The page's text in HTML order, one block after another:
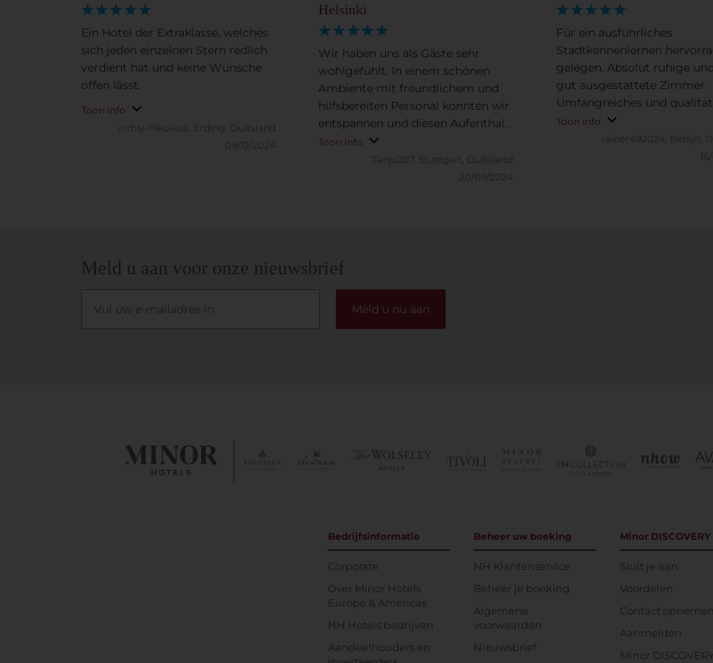
Ein Hotel der Extraklasse, welches
sich jeden einzelnen Stern redlich
verdient hat und keine Wünsche
offen lässt.
Toon info
richly-nikolaus.
Erding, Duitsland
09/12/2024
Helsinki
Wir haben uns als Gäste sehr
wohlgefühlt. In einem schönen
Ambiente mit freundlichem und
hilfsbereiten Personal konnten wir
entspannen und diesen Aufenthalt
genießen: Schöne Zimmer, gutes
Frühstück und ein toller
Toon info
Tanja207.
Stuttgart, Duitsland
20/09/2024
Für ein ausführliches
Stadtkennenlernen
gelegen. Absolut ruhige
gut ausgestattete Zimmer.
Umfangreiches und
hochwertiges
Im Service der
muss sich die Mannschaft
Toon info
rainer492024.
Berlijn,
Meld u aan voor onze nieuwsbrief
Meld u nu aan
Bedrijfsinformatie
Corporate
Over Minor Hotels
Europe & Americas
NH Hotels bedrijven
Aandeelhouders en
Beheer uw boeking
NH Klantenservice
Beheer je boeking
Algemene
voorwaarden
Nieuwsbrief
Minor DISCOVERY
Sluit je aan
Voordelen
Contact opnemen
Aanmelden
Minor